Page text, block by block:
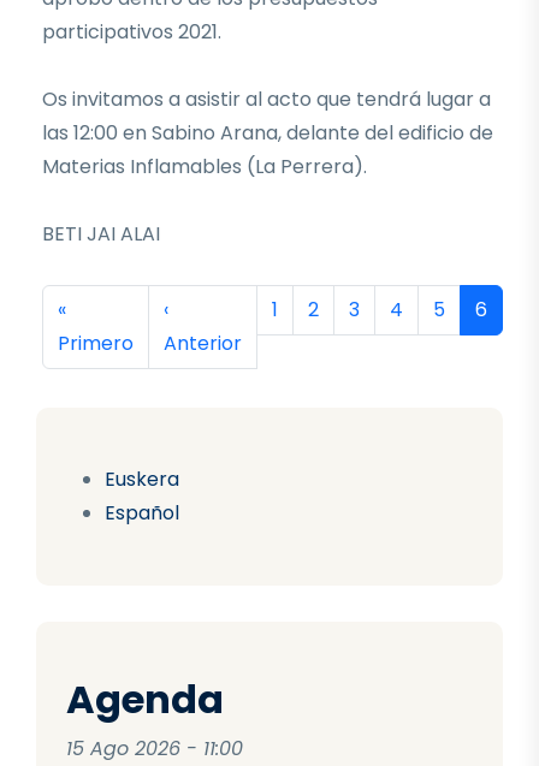
Euskera
Español
Agenda
15 Ago 2026 - 11:00
participativos 2021.
Os invitamos a asistir al acto que tendrá lugar a
las 12:00 en Sabino Arana, delante del edificio de
Materias Inflamables (La Perrera).
BETI JAI ALAI
Paginación
Primera página
«
Primero
Página anterior
‹
Anterior
Página
1 Página
2 Página
3 Página
4 Página
5 6